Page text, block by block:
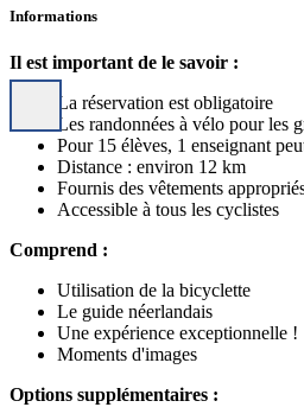
Informations
Il est important de le savoir :
La réservation est obligatoire
Les randonnées à vélo pour les
Pour 15 élèves, 1 enseignant
Distance : environ 12 km
Fournis des vêtements
Accessible à tous les cyclistes
Comprend :
Utilisation de la bicyclette
Le guide néerlandais
Une expérience exceptionnelle !
Moments d'images
Options supplémentaires :